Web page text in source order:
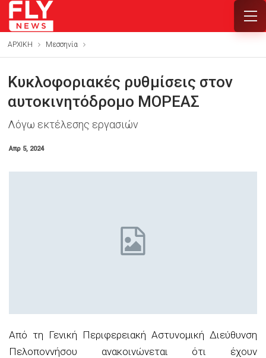
ΑΡΧΙΚΗ Μεσσηνία
Κυκλοφοριακές ρυθμίσεις στον
αυτοκινητόδρομο ΜΟΡΕΑΣ
Λόγω εκτέλεσης εργασιών
Απρ 5, 2024
Από τη Γενική Περιφερειακή Αστυνομική Διεύθυνση
Πελοποννήσου ανακοινώνεται ότι έχουν